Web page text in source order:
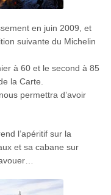
en juin 2009, et
suivante du Michelin
à 60 et le second à 85
la Carte.
permettra d’avoir
l’apéritif sur la
et sa cabane sur